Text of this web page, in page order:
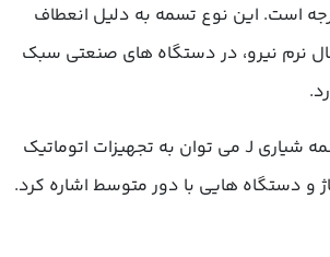
دندانه 40 درجه است. این نوع تسمه به دلیل انعطاف
نرم نیرو، در دستگاه های صنعتی سبک
از کاربردهای رایج تسمه شیاری J می توان به تجهیزات اتوماتیک
و دستگاه هایی با دور متوسط اشاره کرد.